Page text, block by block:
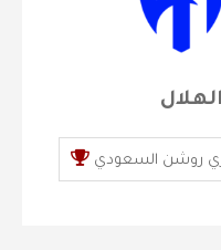
روشن السعودي